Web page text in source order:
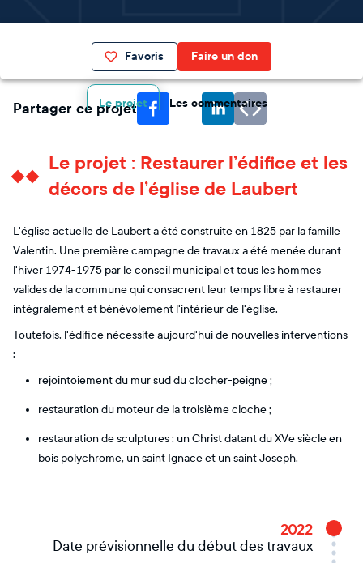
Favoris Faire un don
Le projet Les commentaires
Partager ce projet
Le projet : Restaurer l’édifice et les
décors de l’église de Laubert
L'église actuelle de Laubert a été construite en 1825 par la famille
Valentin. Une première campagne de travaux a été menée durant
l'hiver 1974-1975 par le conseil municipal et tous les hommes
valides de la commune qui consacrent leur temps libre à restaurer
intégralement et bénévolement l'intérieur de l'église.
Toutefois, l'édifice nécessite aujourd'hui de nouvelles interventions
:
rejointoiement du mur sud du clocher-peigne ;
restauration du moteur de la troisième cloche ;
restauration de sculptures : un Christ datant du XVe siècle en
bois polychrome, un saint Ignace et un saint Joseph.
2022
Date prévisionnelle du début des travaux